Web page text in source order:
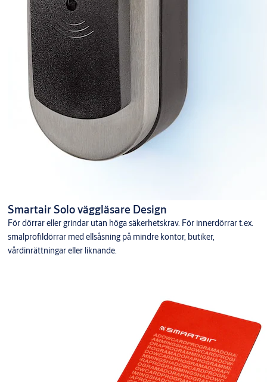
Smartair Solo väggläsare Design
För dörrar eller grindar utan höga säkerhetskrav. För innerdörrar t.ex.
smalprofildörrar med ellsåsning på mindre kontor, butiker,
vårdinrättningar eller liknande.